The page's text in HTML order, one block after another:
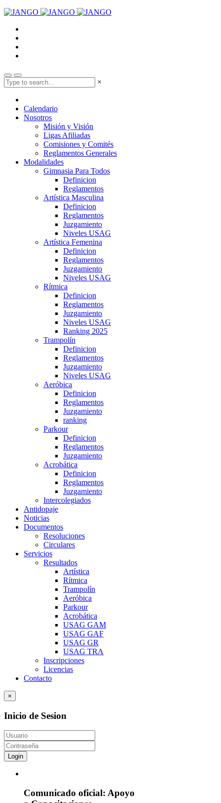
×
Calendario
Nosotros
Misión y Visión
Ligas Afiliadas
Comisiones y Comités
Reglamentos Generales
Modalidades
Gimnasia Para Todos
Definicion
Reglamentos
Artística Masculina
Definicion
Reglamentos
Juzgamiento
Niveles USAG
Artística Femenina
Definicion
Reglamentos
Juzgamiento
Niveles USAG
Rítmica
Definicion
Reglamentos
Juzgamiento
Niveles USAG
Ranking 2025
Trampolín
Definicion
Reglamentos
Juzgamiento
Niveles USAG
Aeróbica
Definicion
Reglamentos
Juzgamiento
ranking
Parkour
Definicion
Reglamentos
Juzgamiento
Acrobática
Definicion
Reglamentos
Juzgamiento
Intercolegiados
Antidopaje
Noticias
Documentos
Resoluciones
Circulares
Servicios
Resultados
Artística
Rítmica
Trampolín
Aeróbica
Parkour
Acrobática
USAG GAM
USAG GAF
USAG GR
USAG TRA
Inscripciones
Licencias
Contacto
×
Inicio de Sesion
Login
Comunicado oficial: Apoyo